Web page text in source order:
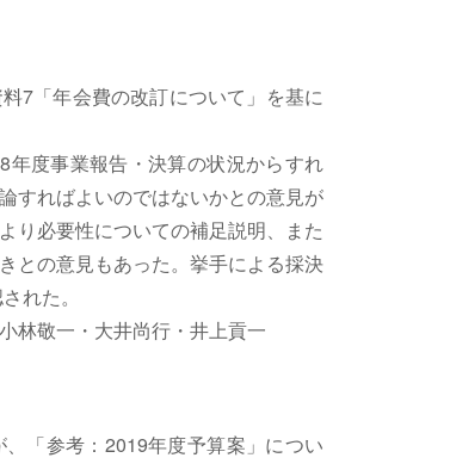
7「年会費の改訂について」を基に
度事業報告・決算の状況からすれ
すればよいのではないかとの意見が
り必要性についての補足説明、また
との意見もあった。挙手による採決
れた。
敬一・大井尚行・井上貢一
「参考：2019年度予算案」につい